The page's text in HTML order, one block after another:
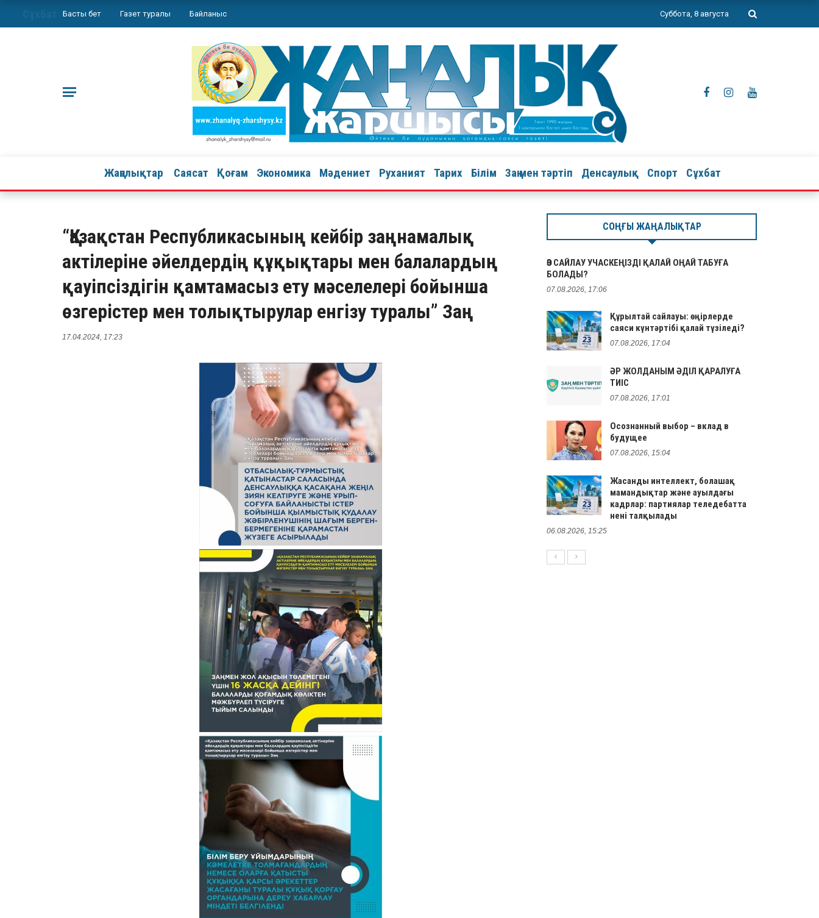
Басты бет Газет туралы Байланыс Суббота, 8 августа
Жаңалықтар Саясат Қоғам Экономика Мәдениет Руханият Тарих Білім Заң мен тәртіп Денсаулық Спорт Сұхбат
“Қазақстан Республикасының кейбір заңнамалық
актілеріне әйелдердің құқықтары мен балалардың
қауіпсіздігін қамтамасыз ету мәселелері бойынша
өзгерістер мен толықтырулар енгізу туралы” Заң
17.04.2024, 17:23
СОҢҒЫ ЖАҢАЛЫҚТАР
ӨЗ САЙЛАУ УЧАСКЕҢІЗДІ ҚАЛАЙ ОҢАЙ ТАБУҒА
БОЛАДЫ?
07.08.2026, 17:06
Құрылтай сайлауы: өңірлерде
саяси күнтәртібі қалай түзіледі?
07.08.2026, 17:04
ӘР ЖОЛДАНЫМ ӘДІЛ ҚАРАЛУҒА
ТИІС
07.08.2026, 17:01
Осознанный выбор – вклад в
будущее
07.08.2026, 15:04
Жасанды интеллект, болашақ
мамандықтар және ауылдағы
кадрлар: партиялар теледебатта
нені талқылады
06.08.2026, 15:25